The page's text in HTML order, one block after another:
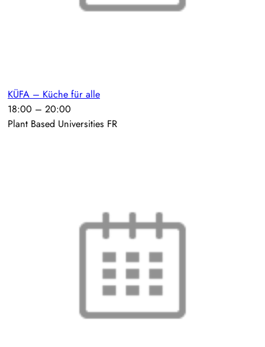
KÜFA – Küche für alle
18:00 – 20:00
Plant Based Universities FR